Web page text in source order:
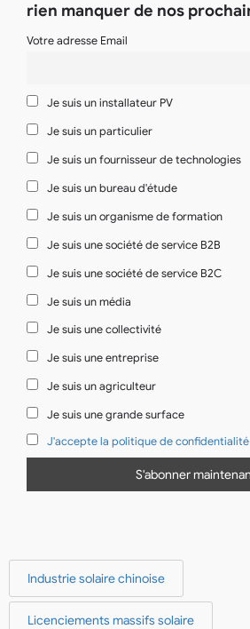
rien manquer de nos
Votre adresse Email
Je suis un installateur PV
Je suis un particulier
Je suis un fournisseur de technologies
Je suis un bureau d'étude
Je suis un organisme de formation
Je suis une société de service B2B
Je suis une société de service B2C
Je suis un média
Je suis une collectivité
Je suis une entreprise
Je suis un agriculteur
Je suis une grande surface
J'accepte la politique de confidentialité
Industrie solaire chinoise
Licenciements massifs solaire